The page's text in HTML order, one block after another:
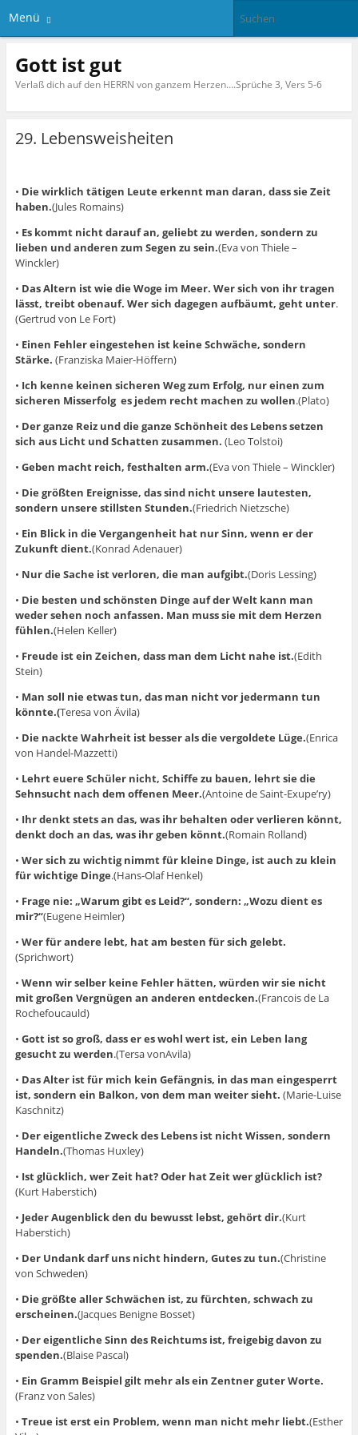
Menü
Gott ist gut
Verlaß dich auf den HERRN von ganzem Herzen….Sprüche 3, Vers 5-6
29. Lebensweisheiten
• Die wirklich tätigen Leute erkennt man daran, dass sie Zeit
haben.(Jules Romains)
• Es kommt nicht darauf an, geliebt zu werden, sondern zu
lieben und anderen zum Segen zu sein.(Eva von Thiele –
Winckler)
• Das Altern ist wie die Woge im Meer. Wer sich von ihr tragen
lässt, treibt obenauf. Wer sich dagegen aufbäumt, geht unter.
(Gertrud von Le Fort)
• Einen Fehler eingestehen ist keine Schwäche, sondern
Stärke. (Franziska Maier-Höffern)
• Ich kenne keinen sicheren Weg zum Erfolg, nur einen zum
sicheren Misserfolg es jedem recht machen zu wollen.(Plato)
• Der ganze Reiz und die ganze Schönheit des Lebens setzen
sich aus Licht und Schatten zusammen. (Leo Tolstoi)
• Geben macht reich, festhalten arm.(Eva von Thiele – Winckler)
• Die größten Ereignisse, das sind nicht unsere lautesten,
sondern unsere stillsten Stunden.(Friedrich Nietzsche)
• Ein Blick in die Vergangenheit hat nur Sinn, wenn er der
Zukunft dient.(Konrad Adenauer)
• Nur die Sache ist verloren, die man aufgibt.(Doris Lessing)
• Die besten und schönsten Dinge auf der Welt kann man
weder sehen noch anfassen. Man muss sie mit dem Herzen
fühlen.(Helen Keller)
• Freude ist ein Zeichen, dass man dem Licht nahe ist.(Edith
Stein)
• Man soll nie etwas tun, das man nicht vor jedermann tun
könnte.(Teresa von Ävila)
• Die nackte Wahrheit ist besser als die vergoldete Lüge.(Enrica
von Handel-Mazzetti)
• Lehrt euere Schüler nicht, Schiffe zu bauen, lehrt sie die
Sehnsucht nach dem offenen Meer.(Antoine de Saint-Exupe’ry)
• Ihr denkt stets an das, was ihr behalten oder verlieren könnt,
denkt doch an das, was ihr geben könnt.(Romain Rolland)
• Wer sich zu wichtig nimmt für kleine Dinge, ist auch zu klein
für wichtige Dinge.(Hans-Olaf Henkel)
• Frage nie: „Warum gibt es Leid?“, sondern: „Wozu dient es
mir?“(Eugene Heimler)
• Wer für andere lebt, hat am besten für sich gelebt.
(Sprichwort)
• Wenn wir selber keine Fehler hätten, würden wir sie nicht
mit großen Vergnügen an anderen entdecken.(Francois de La
Rochefoucauld)
• Gott ist so groß, dass er es wohl wert ist, ein Leben lang
gesucht zu werden.(Tersa vonAvila)
• Das Alter ist für mich kein Gefängnis, in das man eingesperrt
ist, sondern ein Balkon, von dem man weiter sieht. (Marie-Luise
Kaschnitz)
• Der eigentliche Zweck des Lebens ist nicht Wissen, sondern
Handeln.(Thomas Huxley)
• Ist glücklich, wer Zeit hat? Oder hat Zeit wer glücklich ist?
(Kurt Haberstich)
• Jeder Augenblick den du bewusst lebst, gehört dir.(Kurt
Haberstich)
• Der Undank darf uns nicht hindern, Gutes zu tun.(Christine
von Schweden)
• Die größte aller Schwächen ist, zu fürchten, schwach zu
erscheinen.(Jacques Benigne Bosset)
• Der eigentliche Sinn des Reichtums ist, freigebig davon zu
spenden.(Blaise Pascal)
• Ein Gramm Beispiel gilt mehr als ein Zentner guter Worte.
(Franz von Sales)
• Treue ist erst ein Problem, wenn man nicht mehr liebt.(Esther